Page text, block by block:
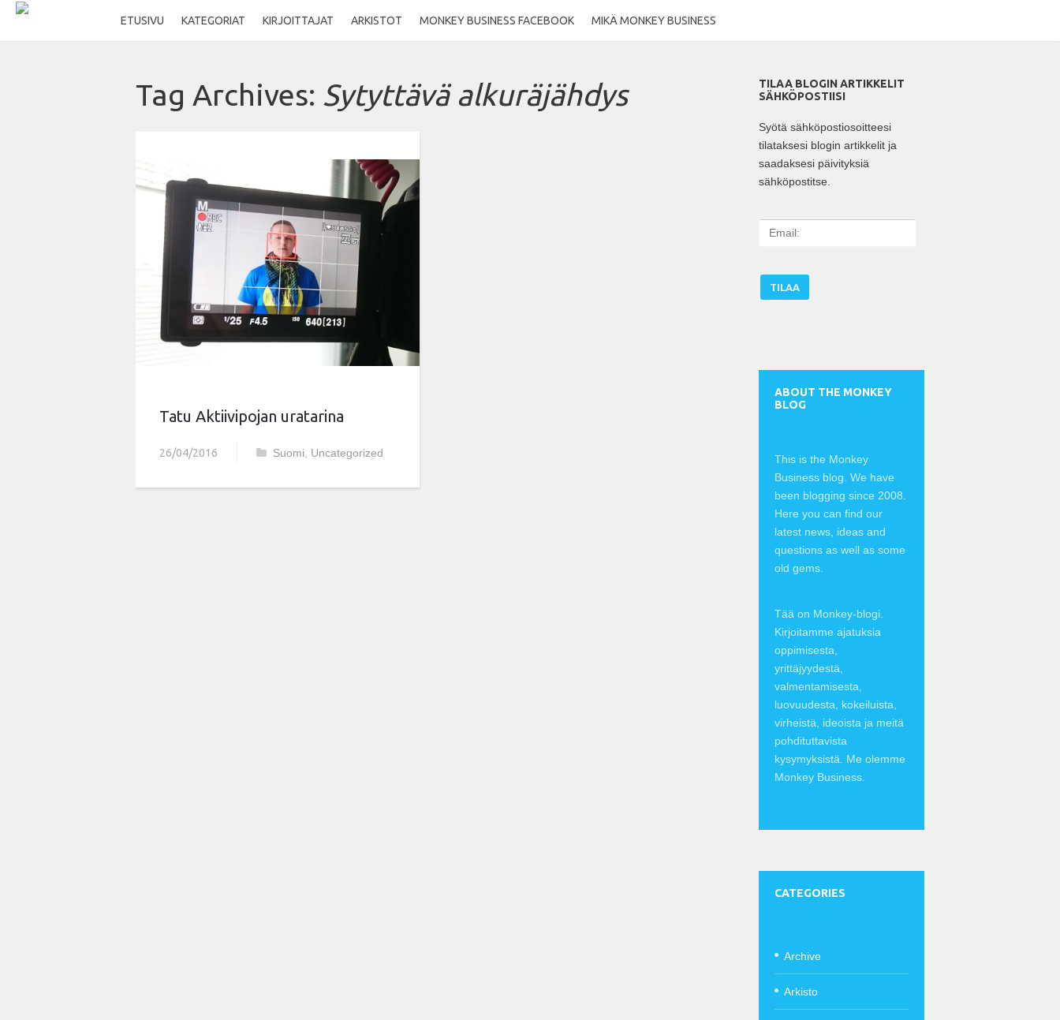
ETUSIVU KATEGORIAT KIRJOITTAJAT ARKISTOT MONKEY BUSINESS FACEBOOK MIKÄ MONKEY BUSINESS
Tag Archives: Sytyttävä alkuräjähdys
Tatu Aktiivipojan uratarina
26/04/2016 Suomi, Uncategorized
TILAA BLOGIN ARTIKKELIT
SÄHKÖPOSTIISI
Syötä sähköpostiosoitteesi
tilataksesi blogin artikkelit ja
saadaksesi päivityksiä
sähköpostitse.
l
ABOUT THE MONKEY
BLOG
This is the Monkey
Business blog. We have
been blogging since 2008.
Here you can find our
latest news, ideas and
questions as well as some
old gems.
Tää on Monkey-blogi.
Kirjoitamme ajatuksia
oppimisesta,
yrittäjyydestä,
valmentamisesta,
luovuudesta, kokeiluista,
virheistä, ideoista ja meitä
pohdituttavista
kysymyksistä. Me olemme
Monkey Business.
CATEGORIES
Archive
Arkisto